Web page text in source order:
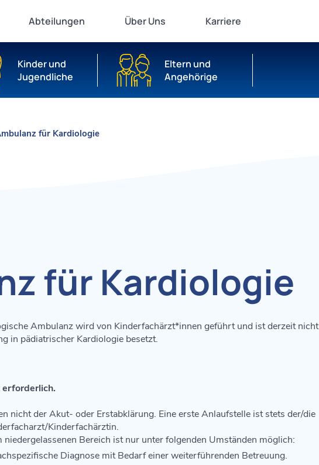
Abteilungen Über Uns Karriere
Kinder und
Jugendliche
Eltern und
Angehörige
für Kardiologie
für Kardiologie
Ambulanz wird von Kinderfachärzt*innen geführt und ist derzeit nicht
in pädiatrischer Kardiologie besetzt.
nicht der Akut- oder Erstabklärung. Eine erste Anlaufstelle ist stets der/die
Kinderfachärztin.
niedergelassenen Bereich ist nur unter folgenden Umständen möglich:
Diagnose mit Bedarf einer weiterführenden Betreuung.